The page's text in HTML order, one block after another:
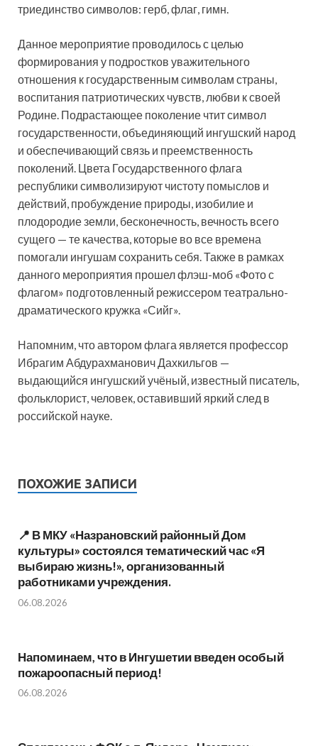
триединство символов: герб, флаг, гимн.
Данное мероприятие проводилось с целью
формирования у подростков уважительного
отношения к государственным символам страны,
воспитания патриотических чувств, любви к своей
Родине. Подрастающее поколение чтит символ
государственности, объединяющий ингушский народ
и обеспечивающий связь и преемственность
поколений. Цвета Государственного флага
республики символизируют чистоту помыслов и
действий, пробуждение природы, изобилие и
плодородие земли, бесконечность, вечность всего
сущего — те качества, которые во все времена
помогали ингушам сохранить себя. Также в рамках
данного мероприятия прошел флэш-моб «Фото с
флагом» подготовленный режиссером театрально-
драматического кружка «Сийг».
Напомним, что автором флага является профессор
Ибрагим Абдурахманович Дахкильгов —
выдающийся ингушский учёный, известный писатель,
фольклорист, человек, оставивший яркий след в
российской науке.
ПОХОЖИЕ ЗАПИСИ
📍 В МКУ «Назрановский районный Дом
культуры» состоялся тематический час «Я
выбираю жизнь!», организованный
работниками учреждения.
06.08.2026
Напоминаем, что в Ингушетии введен особый
пожароопасный период!⁣⁣⠀
06.08.2026